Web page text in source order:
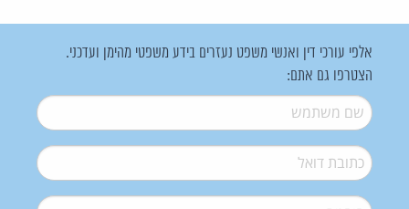
אלפי עורכי דין ואנשי משפט נעזרים בידע משפטי מהימן ועדכני.
הצטרפו גם אתם:
שם משתמש*
דואל*